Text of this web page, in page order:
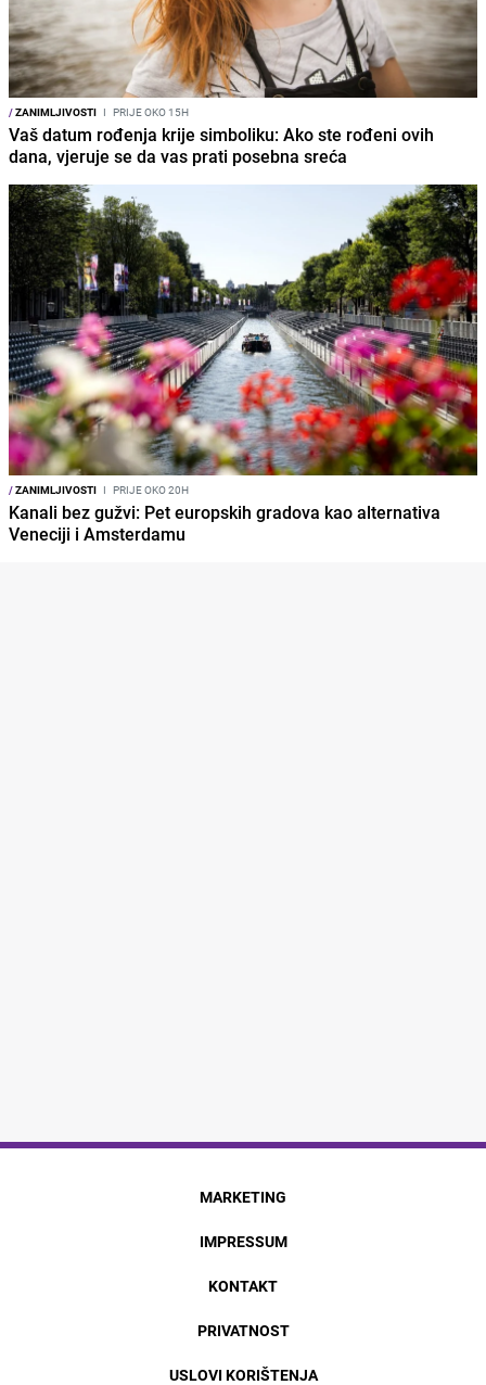
/ZANIMLJIVOSTI I PRIJE OKO 15H
Vaš datum rođenja krije simboliku: Ako ste rođeni ovih
dana, vjeruje se da vas prati posebna sreća
/ZANIMLJIVOSTI I PRIJE OKO 20H
Kanali bez gužvi: Pet europskih gradova kao alternativa
Veneciji i Amsterdamu
MARKETING
IMPRESSUM
KONTAKT
PRIVATNOST
USLOVI KORIŠTENJA